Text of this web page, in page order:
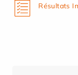
Résultats